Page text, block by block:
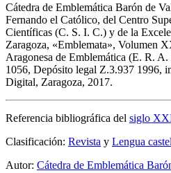
Cátedra de Emblemática Barón de
Fernando el Católico, del Centro
Científicas (C. S. I. C.) y de la
Zaragoza, «Emblemata», Volumen
Aragonesa de Emblemática (E. R.
1056, Depósito legal Z.3.937 1996,
Digital, Zaragoza, 2017.
Referencia bibliográfica del siglo
Clasificación: Revista y Lengua
Autor: Cátedra de Emblemática